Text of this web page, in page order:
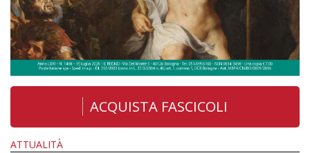
ACQUISTA FASCICOLI
ATTUALITÀ